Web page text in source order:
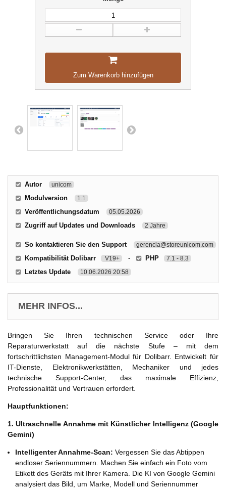
Zum Warenkorb hinzufügen
Autor unicom
Modulversion 1.1
Veröffentlichungsdatum 05.05.2026
Zugriff auf Updates und Downloads 2 Jahre
So kontaktieren Sie den Support gerencia@storeunicom.com
Kompatibilität Dolibarr V19+ - PHP 7.1 - 8.3
Letztes Update 10.06.2026 20:58
MEHR INFOS...
Bringen Sie Ihren technischen Service oder Ihre
Reparaturwerkstatt auf die nächste Stufe – mit dem
fortschrittlichsten Management-Modul für Dolibarr. Entwickelt für
IT-Dienste, Elektronikwerkstätten, Mechaniker und jedes
technische Support-Center, das maximale Effizienz,
Professionalität und Vertrauen erfordert.
Hauptfunktionen:
1. Ultraschnelle Annahme mit Künstlicher Intelligenz (Google
Gemini)
Intelligenter Annahme-Scan: Vergessen Sie das Abtippen
endloser Seriennummern. Machen Sie einfach ein Foto vom
Etikett des Geräts mit Ihrer Kamera. Die KI von Google Gemini
analysiert das Bild, um Marke, Modell und Seriennummer